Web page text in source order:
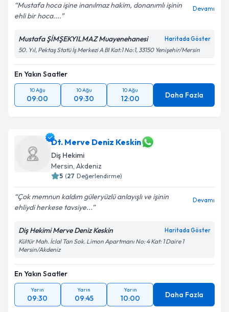
Mustafa hoca işine inanılmaz hakim, donanımlı işinin
ehli bir hoca....
Devamı
Mustafa ŞİMŞEKYILMAZ Muayenehanesi Haritada Göster
50. Yıl, Pektaş Statü İş Merkezi A Bl Kat:1 No:1, 33150 Yenişehir/Mersin
En Yakın Saatler
10 Ağu
09:00
10 Ağu
09:30
10 Ağu
12:00 Daha Fazla
Dt. Merve Deniz Keskin
Diş Hekimi
Mersin, Akdeniz
5 (27 Değerlendirme)
Çok memnun kaldım güleryüzlü anlayışlı ve işinin
ehliydi herkese tavsiye...
Devamı
Diş Hekimi Merve Deniz Keskin Haritada Göster
Kültür Mah. İclal Tan Sok. Limon Apartmanı No: 4 Kat: 1 Daire 1
Mersin/Akdeniz
En Yakın Saatler
Yarın
09:30
Yarın
09:45
Yarın
10:00 Daha Fazla